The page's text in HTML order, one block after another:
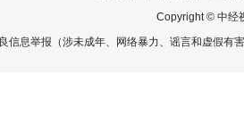
Copyright© 中经
信息举报（涉未成年、网络暴力、谣言和虚假有